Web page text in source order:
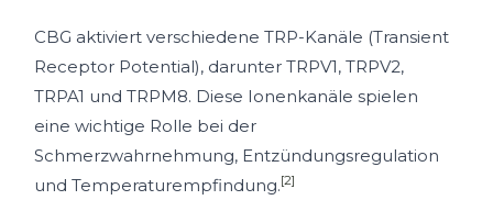
CBG aktiviert verschiedene TRP-Kanäle (Transient
Receptor Potential), darunter TRPV1, TRPV2,
TRPA1 und TRPM8. Diese Ionenkanäle spielen
eine wichtige Rolle bei der
Schmerzwahrnehmung, Entzündungsregulation
und Temperaturempfindung.[2]